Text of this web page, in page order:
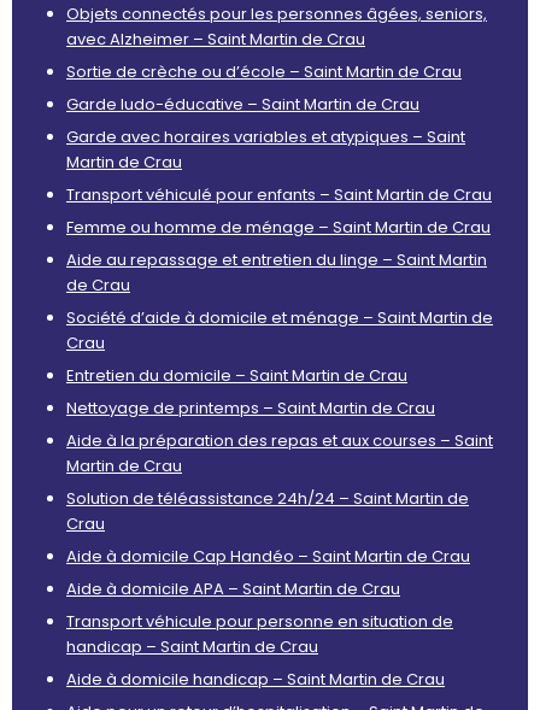
Objets connectés pour les personnes âgées, seniors,
avec Alzheimer – Saint Martin de Crau
Sortie de crèche ou d’école – Saint Martin de Crau
Garde ludo-éducative – Saint Martin de Crau
Garde avec horaires variables et atypiques – Saint
Martin de Crau
Transport véhiculé pour enfants – Saint Martin de Crau
Femme ou homme de ménage – Saint Martin de Crau
Aide au repassage et entretien du linge – Saint Martin
de Crau
Société d’aide à domicile et ménage – Saint Martin de
Crau
Entretien du domicile – Saint Martin de Crau
Nettoyage de printemps – Saint Martin de Crau
Aide à la préparation des repas et aux courses – Saint
Martin de Crau
Solution de téléassistance 24h/24 – Saint Martin de
Crau
Aide à domicile Cap Handéo – Saint Martin de Crau
Aide à domicile APA – Saint Martin de Crau
Transport véhicule pour personne en situation de
handicap – Saint Martin de Crau
Aide à domicile handicap – Saint Martin de Crau